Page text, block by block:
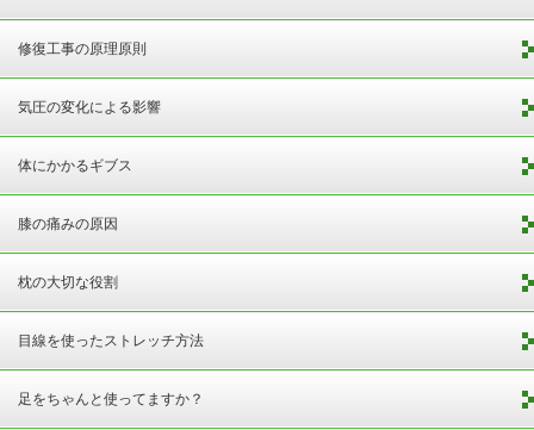
修復工事の原理原則
気圧の変化による影響
体にかかるギブス
膝の痛みの原因
枕の大切な役割
目線を使ったストレッチ方法
足をちゃんと使ってますか？